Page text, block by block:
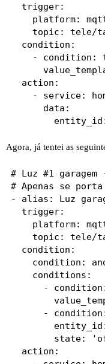
  trigger:
platform:
topic: tele/
  condition:
- condition:
  action:
- service:
      data:
Agora, já tentei as
# Luz #1
# Apenas se
- alias: Luz
  trigger:
platform:
topic: tele/
  condition:
condition:
    conditions:
-
-
state:
  action: